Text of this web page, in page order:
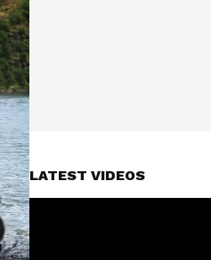
LATEST VIDEOS